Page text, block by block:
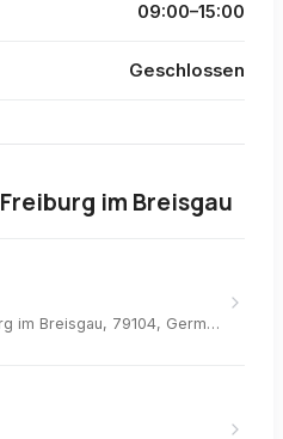
09:00–15:00
Geschlossen
Freiburg im Breisgau
Habsburgerstraße 29, Freiburg im Breisgau, 79104, Germany